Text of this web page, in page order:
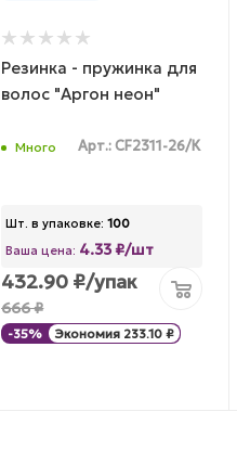
Резинка - пружинка для
волос "Аргон неон"
Много Арт.: CF2311-26/К
Шт. в упаковке: 100
Ваша цена: 4.33 ₽/шт
432.90 ₽/упак
666₽
-35% Экономия 233.10 ₽